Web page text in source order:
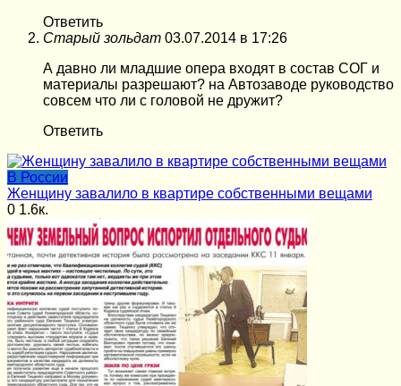
Ответить
Старый зольдат 03.07.2014 в 17:26
А давно ли младшие опера входят в состав СОГ и
материалы разрешают? на Автозаводе руководство
совсем что ли с головой не дружит?
Ответить
В России
Женщину завалило в квартире собственными вещами
0 1.6к.